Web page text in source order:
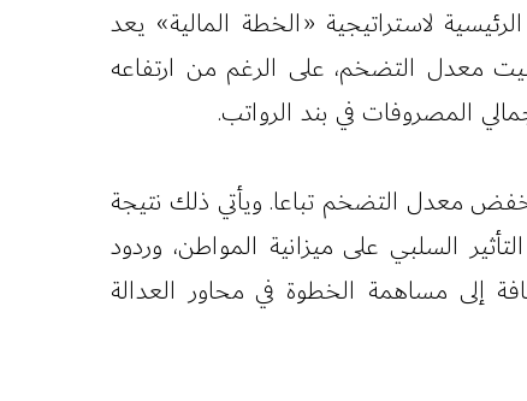
الرئيسية لاستراتيجية «الخطة المالية» يعد
معدل التضخم، على الرغم من ارتفاعه
المصروفات في بند الرواتب.
معدل التضخم تباعا. ويأتي ذلك نتيجة
السلبي على ميزانية المواطن، وردود
من الخطة، إضافة إلى مساهمة الخطوة في محاور العدالة